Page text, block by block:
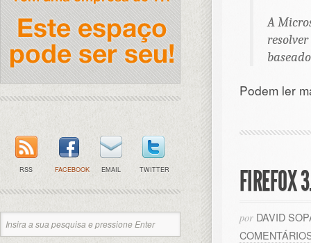
A
Podem ler
FIREFOX
por DAVID
RSS FACEBOOK EMAIL TWITTER